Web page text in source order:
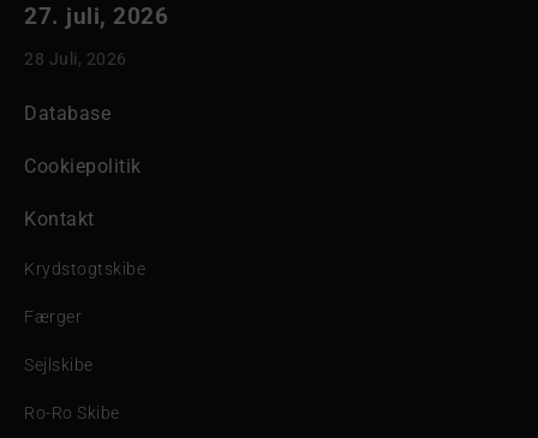
27. juli, 2026
28 Juli, 2026
Database
Cookiepolitik
Kontakt
Krydstogtskibe
Færger
Sejlskibe
Ro-Ro Skibe